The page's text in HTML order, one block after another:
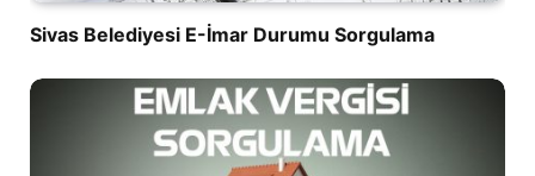
Sivas Belediyesi E-İmar Durumu Sorgulama